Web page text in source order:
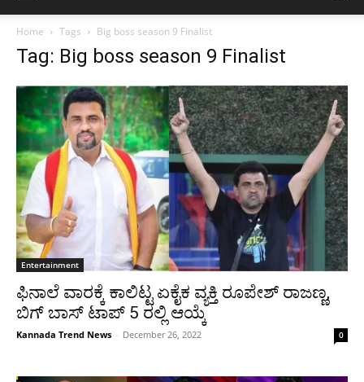
Home Tags Big boss season 9 Finalist
Tag: Big boss season 9 Finalist
Entertainment
ಫಿನಾಲೆ ವಾರಕ್ಕೆ ಕಾಲಿಟ್ಟ ಏಕೈಕ ವ್ಯಕ್ತಿ ರೂಪೇಶ್ ರಾಜಣ್ಣ,
ಬಿಗ್ ಬಾಸ್ ಟಾಪ್ 5 ರಲ್ಲಿ ಆಯ್ಕೆ
Kannada Trend News - December 26, 2022 0